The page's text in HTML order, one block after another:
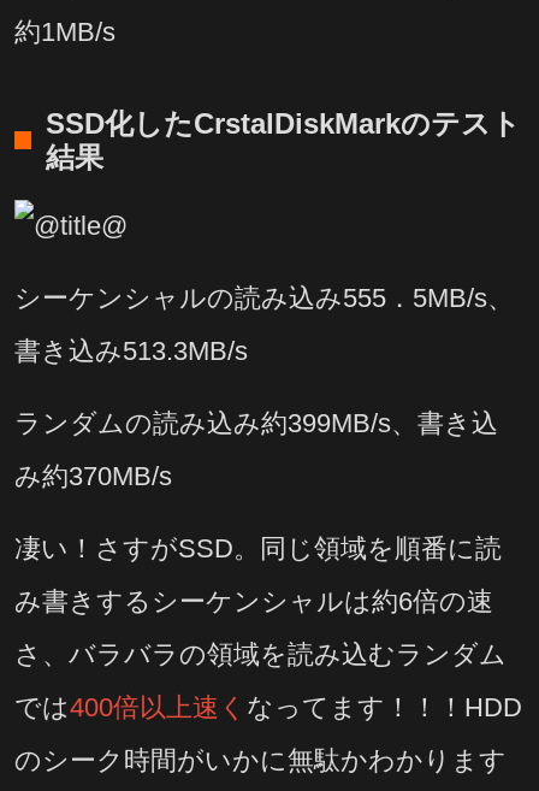
約1MB/s
SSD化したCrstalDiskMarkのテスト
結果
シーケンシャルの読み込み555．5MB/s、
書き込み513.3MB/s
ランダムの読み込み約399MB/s、書き込
み約370MB/s
凄い！さすがSSD。同じ領域を順番に読
み書きするシーケンシャルは約6倍の速
さ、バラバラの領域を読み込むランダム
では400倍以上速く なってます！！！HDD
のシーク時間がいかに無駄かわかります